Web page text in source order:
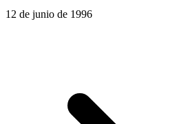
12 de junio de 1996